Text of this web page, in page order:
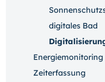
digitales Bad
Energiemonitoring
Zeiterfassung